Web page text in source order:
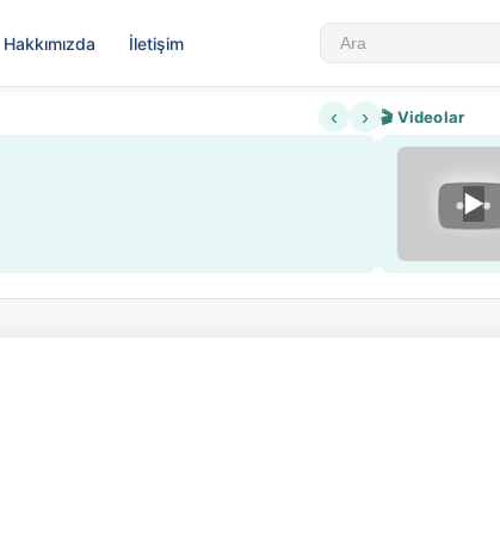
Hakkımızda İletişim
‹ › 🎬 Videolar
▶